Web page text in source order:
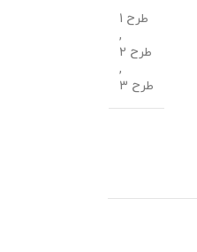
طرح 1
,
طرح 2
,
طرح 3